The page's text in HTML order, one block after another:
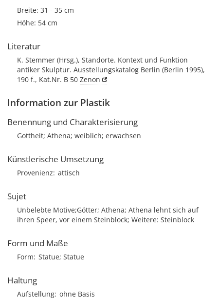
Breite: 31 - 35 cm
Höhe: 54 cm
Literatur
K. Stemmer (Hrsg.), Standorte. Kontext und Funktion
antiker Skulptur. Ausstellungskatalog Berlin (Berlin 1995),
190 f., Kat.Nr. B 50 Zenon
Information zur Plastik
Benennung und Charakterisierung
Gottheit; Athena; weiblich; erwachsen
Künstlerische Umsetzung
Provenienz attisch
Sujet
Unbelebte Motive;Götter; Athena; Athena lehnt sich auf
ihren Speer, vor einem Steinblock; Weitere: Steinblock
Form und Maße
Form Statue; Statue
Haltung
Aufstellung ohne Basis